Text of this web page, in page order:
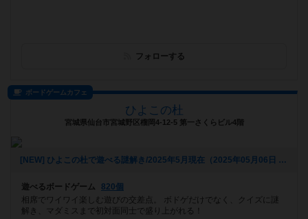
フォローする
ボードゲームカフェ
ひよこの杜
宮城県仙台市宮城野区榴岡4-12-5 第一さくらビル4階
[NEW] ひよこの杜で遊べる謎解き/2025年5月現在（2025年05月06日 14時03分）
遊べるボードゲーム
820個
相席でワイワイ楽しむ遊びの交差点。 ボドゲだけでなく、クイズに謎
解き、マダミスまで初対面同士で盛り上がれる！